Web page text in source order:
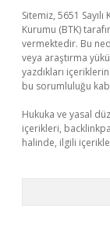
Sitemiz, 5651
Kurumu (BTK)
vermektedir. Bu
veya araştırma
yazdıkları
bu sorumluluğu
Hukuka ve yasal
içerikleri,
halinde, ilgili